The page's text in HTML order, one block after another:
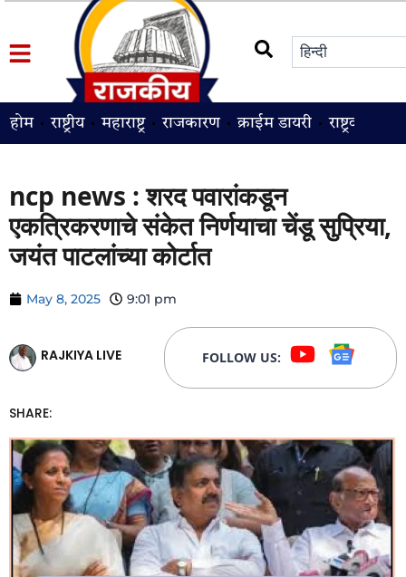
होम राष्ट्रीय महाराष्ट्र राजकारण क्राईम डायरी राष्ट्रवादी
ncp news : शरद पवारांकडून
एकत्रिकरणाचे संकेत निर्णयाचा चेंडू सुप्रिया,
जयंत पाटलांच्या कोर्टात
May 8, 2025 9:01 pm
RAJKIYA LIVE FOLLOW US:
SHARE: